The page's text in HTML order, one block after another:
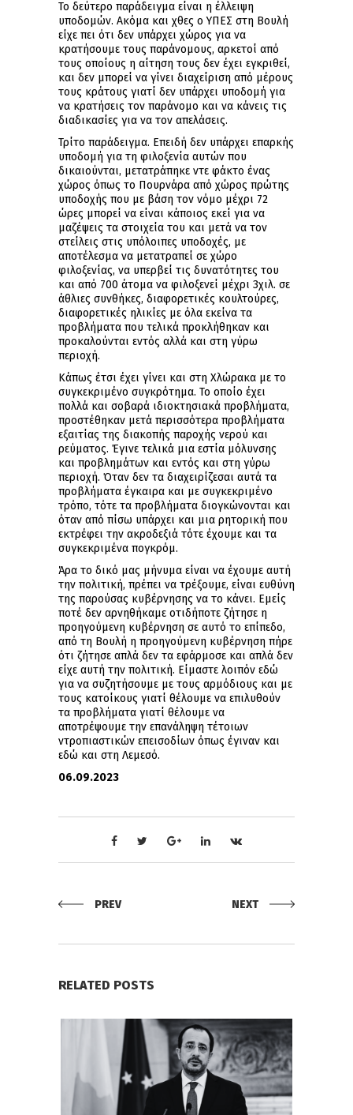
Το δεύτερο παράδειγμα είναι η έλλειψη
υποδομών. Ακόμα και χθες ο ΥΠΕΣ στη Βουλή
είχε πει ότι δεν υπάρχει χώρος για να
κρατήσουμε τους παράνομους, αρκετοί από
τους οποίους η αίτηση τους δεν έχει εγκριθεί,
και δεν μπορεί να γίνει διαχείριση από μέρους
τους κράτους γιατί δεν υπάρχει υποδομή για
να κρατήσεις τον παράνομο και να κάνεις τις
διαδικασίες για να τον απελάσεις.
Τρίτο παράδειγμα. Επειδή δεν υπάρχει επαρκής
υποδομή για τη φιλοξενία αυτών που
δικαιούνται, μετατράπηκε ντε φάκτο ένας
χώρος όπως το Πουρνάρα από χώρος πρώτης
υποδοχής που με βάση τον νόμο μέχρι 72
ώρες μπορεί να είναι κάποιος εκεί για να
μαζέψεις τα στοιχεία του και μετά να τον
στείλεις στις υπόλοιπες υποδοχές, με
αποτέλεσμα να μετατραπεί σε χώρο
φιλοξενίας, να υπερβεί τις δυνατότητες του
και από 700 άτομα να φιλοξενεί μέχρι 3χιλ. σε
άθλιες συνθήκες, διαφορετικές κουλτούρες,
διαφορετικές ηλικίες με όλα εκείνα τα
προβλήματα που τελικά προκλήθηκαν και
προκαλούνται εντός αλλά και στη γύρω
περιοχή.
Κάπως έτσι έχει γίνει και στη Χλώρακα με το
συγκεκριμένο συγκρότημα. Το οποίο έχει
πολλά και σοβαρά ιδιοκτησιακά προβλήματα,
προστέθηκαν μετά περισσότερα προβλήματα
εξαιτίας της διακοπής παροχής νερού και
ρεύματος. Έγινε τελικά μια εστία μόλυνσης
και προβλημάτων και εντός και στη γύρω
περιοχή. Όταν δεν τα διαχειρίζεσαι αυτά τα
προβλήματα έγκαιρα και με συγκεκριμένο
τρόπο, τότε τα προβλήματα διογκώνονται και
όταν από πίσω υπάρχει και μια ρητορική που
εκτρέφει την ακροδεξιά τότε έχουμε και τα
συγκεκριμένα πογκρόμ.
Άρα το δικό μας μήνυμα είναι να έχουμε αυτή
την πολιτική, πρέπει να τρέξουμε, είναι ευθύνη
της παρούσας κυβέρνησης να το κάνει. Εμείς
ποτέ δεν αρνηθήκαμε οτιδήποτε ζήτησε η
προηγούμενη κυβέρνηση σε αυτό το επίπεδο,
από τη Βουλή η προηγούμενη κυβέρνηση πήρε
ότι ζήτησε απλά δεν τα εφάρμοσε και απλά δεν
είχε αυτή την πολιτική. Είμαστε λοιπόν εδώ
για να συζητήσουμε με τους αρμόδιους και με
τους κατοίκους γιατί θέλουμε να επιλυθούν
τα προβλήματα γιατί θέλουμε να
αποτρέψουμε την επανάληψη τέτοιων
ντροπιαστικών επεισοδίων όπως έγιναν και
εδώ και στη Λεμεσό.
06.09.2023
PREV NEXT
RELATED POSTS